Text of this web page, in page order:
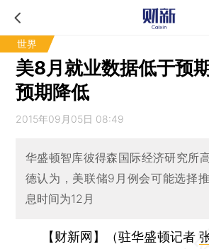
世界
美8月就业数据低于预
预期降低
2015年09月05日 08:49
华盛顿智库彼得森国际经济研究所
德认为，美联储9月例会可能选择
息时间为12月
【财新网】（驻华盛顿记者